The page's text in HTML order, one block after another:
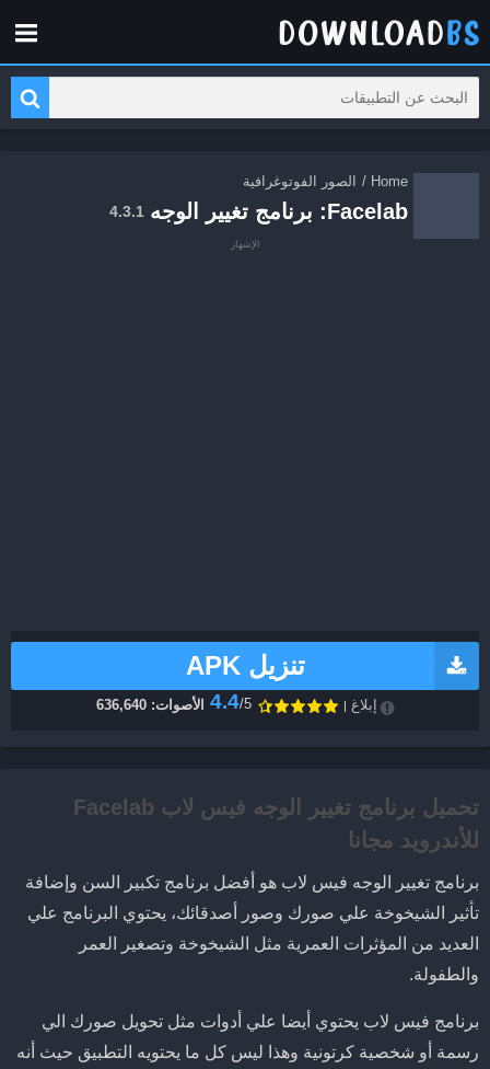
Home
/ الصور الفوتوغرافية
Facelab: برنامج تغيير الوجه 4.3.1
الإشهار
تنزيل APK
إبلاغ 4.4/5 الأصوات: 636,640
تحميل برنامج تغيير الوجه فيس لاب Facelab
للأندرويد مجانا
برنامج تغيير الوجه فيس لاب هو أفضل برنامج تكبير السن وإضافة
تأثير الشيخوخة علي صورك وصور أصدقائك، يحتوي البرنامج علي
العديد من المؤثرات العمرية مثل الشيخوخة وتصغير العمر
والطفولة.
برنامج فيس لاب يحتوي أيضا علي أدوات مثل تحويل صورك الي
رسمة أو شخصية كرتونية وهذا ليس كل ما يحتويه التطبيق حيث أنه